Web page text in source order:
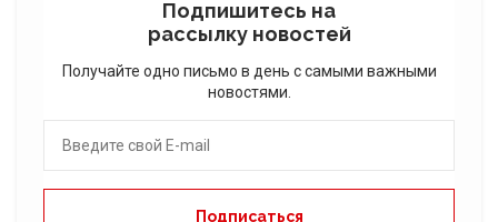
Подпишитесь на
рассылку новостей
Получайте одно письмо в день с самыми важными
новостями.